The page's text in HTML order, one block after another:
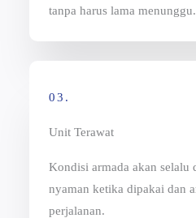
tanpa harus lama menunggu.
03.
Unit Terawat
Kondisi armada akan selalu
nyaman ketika dipakai dan
perjalanan.